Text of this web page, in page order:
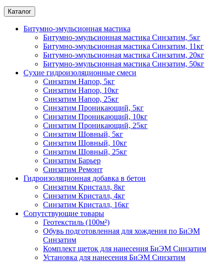
Каталог
Битумно-эмульсионная мастика
Битумно-эмульсионная мастика Синзатим, 5кг
Битумно-эмульсионная мастика Синзатим, 11кг
Битумно-эмульсионная мастика Синзатим, 20кг
Битумно-эмульсионная мастика Синзатим, 50кг
Сухие гидроизоляционные смеси
Синзатим Напор, 5кг
Синзатим Напор, 10кг
Синзатим Напор, 25кг
Синзатим Проникающий, 5кг
Синзатим Проникающий, 10кг
Синзатим Проникающий, 25кг
Синзатим Шовный, 5кг
Синзатим Шовный, 10кг
Синзатим Шовный, 25кг
Синзатим Барьер
Синзатим Ремонт
Гидроизоляционная добавка в бетон
Синзатим Кристалл, 8кг
Синзатим Кристалл, 4кг
Синзатим Кристалл, 16кг
Сопутствующие товары
Геотекстиль (100м²)
Обувь подготовленная для хождения по БиЭМ
Синзатим
Комплект щеток для нанесения БиЭМ Синзатим
Установка для нанесения БиЭМ Синзатим